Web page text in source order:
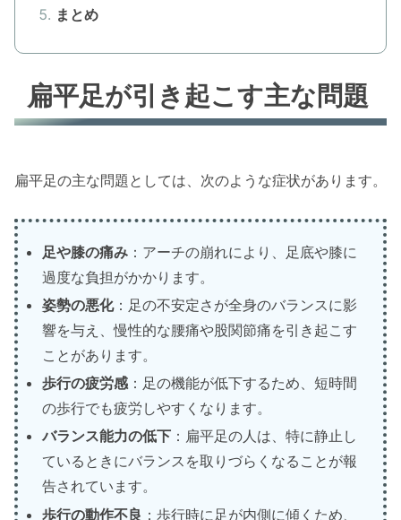
まとめ
扁平足が引き起こす主な問題
扁平足の主な問題としては、次のような症状があります。
足や膝の痛み ：アーチの崩れにより、足底や膝に
過度な負担がかかります。
姿勢の悪化：足の不安定さが全身のバランスに影
響を与え、慢性的な腰痛や股関節痛を引き起こす
ことがあります。
歩行の疲労感：足の機能が低下するため、短時間
の歩行でも疲労しやすくなります。
バランス能力の低下 ：扁平足の人は、特に静止し
ているときにバランスを取りづらくなることが報
告されています。
歩行の動作不良 ：歩行時に足が内側に傾くため、